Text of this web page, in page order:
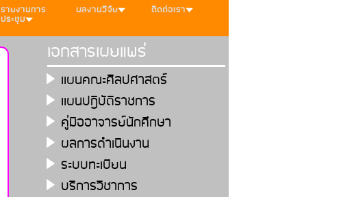
รายงานการ
ประชุม
ผลงานวิจัย ติดต่อเรา
เอกสารเผยแพร่
เเผนคณะศิลปศาสตร์
เเผนปฎิบัติราชการ
คู่มืออาจารย์นักศึกษา
ผลการดำเนินงาน
ระบบทะเบียน
บริการวิชาการ